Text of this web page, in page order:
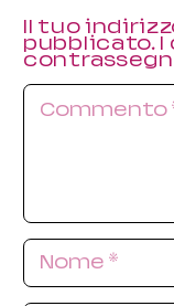
Il tuo
pubblicato.